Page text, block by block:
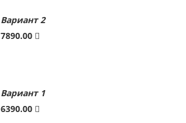
Вариант 2
7890.00
Вариант 1
6390.00